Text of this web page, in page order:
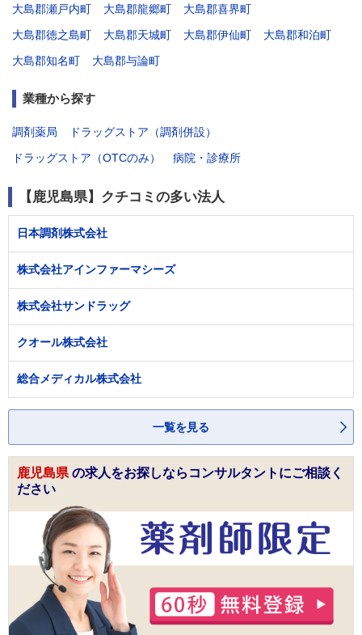
大島郡瀬戸内町 大島郡龍郷町
大島郡喜界町
大島郡徳之島町
大島郡天城町 大島郡伊仙町
大島郡和泊町
大島郡知名町
大島郡与論町
業種から探す
調剤薬局
ドラッグストア（調剤併設）
ドラッグストア（OTCのみ）
病院・診療所
【鹿児島県】クチコミの多い法人
日本調剤株式会社
株式会社アインファーマシーズ
株式会社サンドラッグ
クオール株式会社
総合メディカル株式会社
一覧を見る
鹿児島県 の求人をお探しならコンサルタントにご相談く
ださい